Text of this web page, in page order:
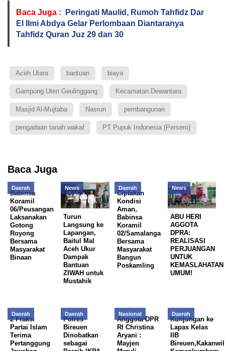
Baca Juga :
Peringati Maulid, Rumoh Tahfidz Dar
El Ilmi Abdya Gelar Perlombaan Diantaranya
Tahfidz Quran Juz 29 dan 30
Aceh Utara bantuan biaya
Gampong Uten Geulinggang Kecamatan Dewantara
Masjid Al-Mujtaba Nasrun pembangunan
pengadaan tanah wakaf PT Pupuk Indonesia (Persero)
Baca Juga
Daerah
Babinsa
Koramil
06/Peusangan
Laksanakan
Gotong
Royong
Bersama
Masyarakat
Binaan
News
Turun
Langsung ke
Lapangan,
Baitul Mal
Aceh Ukur
Dampak
Bantuan
ZIWAH untuk
Mustahik
Daerah
Ciptakan
Kondisi
Aman,
Babinsa
Koramil
02/Samalanga
Bersama
Masyarakat
Bangun
Poskamling
News
ABU HERI
AGGOTA
DPRA:
REALISASI
PERJUANGAN
UNTUK
KEMASLAHATAN
UMUM!
Daerah
2 Fraksi
Partai Islam
Terima
Pertanggung
Daerah
Polres
Bireuen
Dinobatkan
sebagai
Nasional
Anggota DPR
RI Christina
Aryani :
Mayjen
Daerah
Kunjungan ke
Lapas Kelas
IIB
Bireuen,Kakanwil